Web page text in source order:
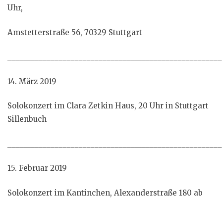
Uhr,
Amstetterstraße 56, 70329 Stuttgart
14. März 2019
Solokonzert im Clara Zetkin Haus, 20 Uhr in Stuttgart
Sillenbuch
15. Februar 2019
Solokonzert im Kantinchen, Alexanderstraße 180 ab